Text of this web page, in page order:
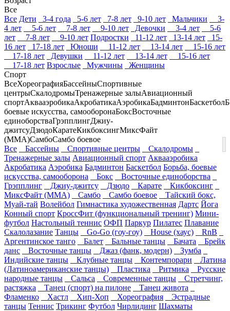
Все
Все Дети 3-4 года 5-6 лет 7-8 лет 9-10 лет Мальчики
3-
4 лет
5-6 лет 7-8 лет 9-10 лет Девочки 3-4 лет
5-6
лет
7-8 лет 9-10 лет Подростки 11-12 лет 13-14 лет
15-
16 лет
17-18 лет Юноши 11-12 лет 13-14 лет
15-16 лет
17-18 лет
Девушки 11-12 лет 13-14 лет
15-16 лет
17-18 лет Взрослые Мужчины
Женщины
Спорт
ВсеХореографияБассейныСпортивные
центрыСкалодромыТренажерные залыАвиационный
спортАквааэробикаАкробатикаАэробикаБадминтонБаскетбол
боевые искусства, самооборонаБоксВосточные
единоборстваГрэпплингДжиу-
джитсуДзюдоКаратеКикбоксингМиксФайт
(ММА)СамбоСамбо боевое
Все
Бассейны Спортивные центры
Скалодромы
Тренажерные залы Авиационный спорт Аквааэробика
Акробатика Аэробика Бадминтон Баскетбол Борьба, боевые
искусства, самооборона
Бокс
Восточные единоборства
Грэпплинг
Джиу-джитсу Дзюдо Карате
Кикбоксинг
МиксФайт (ММА)
Самбо Самбо боевое
Тайский бокс,
Муай-тай Волейбол Гимнастика художественная Дартс Йога
Конный спорт КроссФит (функциональный тренинг) Мини-
футбол Настольный теннис ОФП Паркур Пилатес Плавание
Скалолазание Танцы Go-Go (гоу-гоу) House (хаус)
RnB
Аргентинское танго
Балет Бальные танцы Бачата
Брейк
данс
Восточные танцы Джаз (фанк, модерн)
Зумба
Индийские танцы
Клубные танцы Контемпорари
Латина
(Латиноамериканские танцы)
Пластика Ритмика
Русские
народные танцы
Сальса Современные танцы
Стретчинг,
растяжка
Танец (спорт) на пилоне
Танец живота
Фламенко
Хастл Хип-Хоп Хореография
Эстрадные
танцы Теннис Трикинг Футбол Чирлидинг Шахматы